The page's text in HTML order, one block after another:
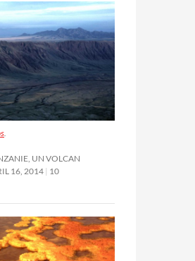
.
UN VOLCAN
16, 2014 10